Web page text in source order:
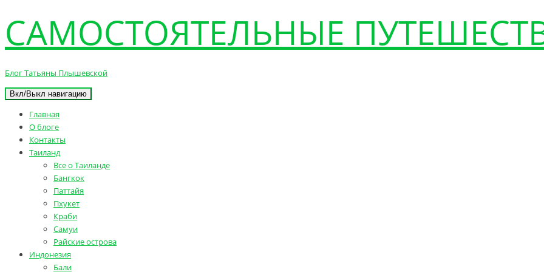
САМОСТОЯТЕЛЬНЫЕ
Блог Татьяны Плышевской
Вкл/Выкл навигацию
Главная
О блоге
Контакты
Таиланд
Все о Таиланде
Бангкок
Паттайя
Пхукет
Краби
Самуи
Райские острова
Индонезия
Бали